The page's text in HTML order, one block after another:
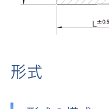
形式